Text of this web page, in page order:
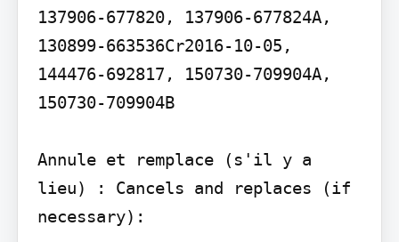
137906-677820, 137906-677824A,
130899-663536Cr2016-10-05,
144476-692817, 150730-709904A,
150730-709904B
Annule et remplace (s'il y a
lieu) : Cancels and replaces (if
necessary):